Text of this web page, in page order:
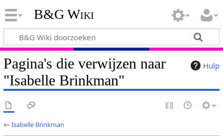
B&G Wiki
Hulp
Pagina's die verwijzen naar
"Isabelle Brinkman"
←Isabelle Brinkman